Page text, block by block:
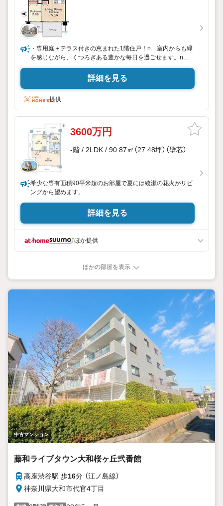
・専用庭＋テラス付きの恵まれた1階住戸！n 室内からも緑
を感じながら、くつろぎある豊かな毎日を過ごせます。n・
キッチン・浴室・トイレ・内装をすべて新調したフルリフォ
ーム済み！n 入居後すぐに快適な暮らしをスタートできま
す。n・297戸大規模レジデンスの安心な管理体制！駐車場は
全戸分完備！n・徒歩2分にコンビニ、小学校も徒歩11分の通
学圏内。n 毎日の生活に必要な環境がしっかりと整ってい
ます。n湘南エリアの不動産を知り尽くしたスタッフが、資
HAPPYに」あなたの理想の暮らしを一緒に見つけましょう。
詳細を見る
提供
3600万円
-階 / 2LDK / 90.87㎡（27.48坪）（壁芯）
希少な専有面積90平米超のお部屋で夏には綾瀬の花火がリビ
ングから望めます。
詳細を見る
ほか提供
ほかの部屋を表示
中古マンション
藤和ライブタウン大和桜ヶ丘弐番館
高座渋谷駅 歩16分 （江ノ島線）
神奈川県大和市代官4丁目